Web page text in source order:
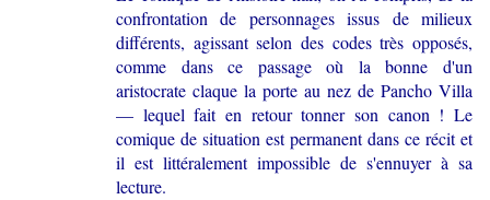
confrontation de personnages issus de milieux
différents, agissant selon des codes très opposés,
comme dans ce passage où la bonne d'un
aristocrate claque la porte au nez de Pancho Villa
— lequel fait en retour tonner son canon ! Le
comique de situation est permanent dans ce récit et
il est littéralement impossible de s'ennuyer à sa
lecture.